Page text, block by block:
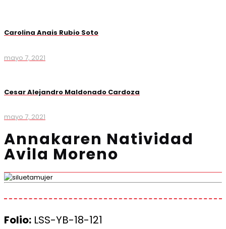
Carolina Anais Rubio Soto
mayo 7, 2021
Cesar Alejandro Maldonado Cardoza
mayo 7, 2021
Annakaren Natividad
Avila Moreno
Folio: LSS-YB-18-121